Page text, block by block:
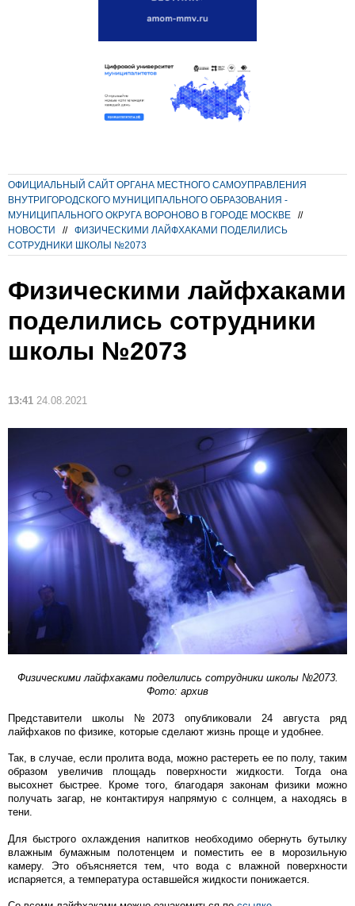
ОФИЦИАЛЬНЫЙ САЙТ ОРГАНА МЕСТНОГО САМОУПРАВЛЕНИЯ
ВНУТРИГОРОДСКОГО МУНИЦИПАЛЬНОГО ОБРАЗОВАНИЯ -
МУНИЦИПАЛЬНОГО ОКРУГА ВОРОНОВО В ГОРОДЕ МОСКВЕ
//
НОВОСТИ
//
ФИЗИЧЕСКИМИ ЛАЙФХАКАМИ ПОДЕЛИЛИСЬ
СОТРУДНИКИ ШКОЛЫ №2073
Физическими лайфхаками
поделились сотрудники
школы №2073
13:41 24.08.2021
Физическими лайфхаками поделились сотрудники школы №2073.
Фото: архив
Представители школы №2073 опубликовали 24 августа ряд
лайфхаков по физике, которые сделают жизнь проще и удобнее.
Так, в случае, если пролита вода, можно растереть ее по полу, таким
образом увеличив площадь поверхности жидкости. Тогда она
высохнет быстрее. Кроме того, благодаря законам физики можно
получать загар, не контактируя напрямую с солнцем, а находясь в
тени.
Для быстрого охлаждения напитков необходимо обернуть бутылку
влажным бумажным полотенцем и поместить ее в морозильную
камеру. Это объясняется тем, что вода с влажной поверхности
испаряется, а температура оставшейся жидкости понижается.